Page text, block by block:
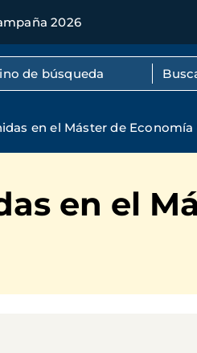
2026
completo
en el Máster de Economía
en el